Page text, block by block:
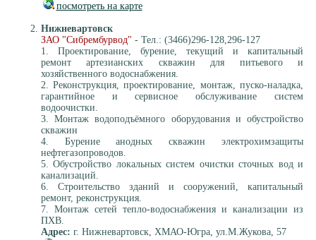
посмотреть на карте
Нижневартовск
ЗАО "Сибрембурвод" - Тел.: (3466)296-128,296-127
1. Проектирование, бурение, текущий и капитальный
ремонт артезианских скважин для питьевого и
хозяйственного водоснабжения.
2. Реконструкция, проектирование, монтаж, пуско-наладка,
гарантийное и сервисное обслуживание систем
водоочистки.
3. Монтаж водоподъёмного оборудования и обустройство
скважин
4. Бурение анодных скважин электрохимзащиты
нефтегазопроводов.
5. Обустройство локальных систем очистки сточных вод и
канализаций.
6. Строительство зданий и сооружений, капитальный
ремонт, реконструкция.
7. Монтаж сетей тепло-водоснабжения и канализации из
ПХВ.
Адрес: г. Нижневартовск, ХМАО-Югра, ул.М.Жукова, 57